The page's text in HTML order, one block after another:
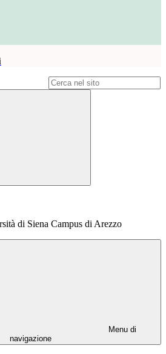
di Siena Campus di Arezzo
Menu di
navigazione